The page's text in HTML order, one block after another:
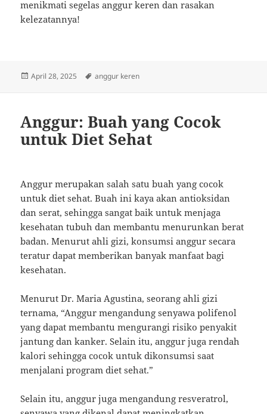
menikmati segelas anggur keren dan rasakan
kelezatannya!
Posted
April 28, 2025 Tags
anggur keren
Anggur: Buah yang Cocok
untuk Diet Sehat
Anggur merupakan salah satu buah yang cocok
untuk diet sehat. Buah ini kaya akan antioksidan
dan serat, sehingga sangat baik untuk menjaga
kesehatan tubuh dan membantu menurunkan berat
badan. Menurut ahli gizi, konsumsi anggur secara
teratur dapat memberikan banyak manfaat bagi
kesehatan.
Menurut Dr. Maria Agustina, seorang ahli gizi
ternama, “Anggur mengandung senyawa polifenol
yang dapat membantu mengurangi risiko penyakit
jantung dan kanker. Selain itu, anggur juga rendah
kalori sehingga cocok untuk dikonsumsi saat
menjalani program diet sehat.”
Selain itu, anggur juga mengandung resveratrol,